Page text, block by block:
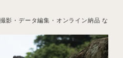
影・データ編集・オンライン納品 な